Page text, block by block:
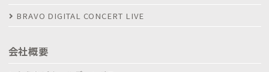
BRAVO DIGITAL CONCERT LIVE
会社概要